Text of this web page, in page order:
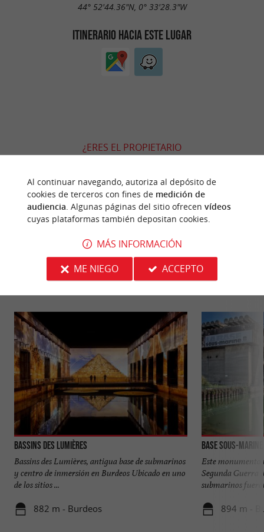
44° 52'44.36"N, 0° 33'28.3"W
ITINERARIO HACIA ESTE LUGAR
¿ERES EL PROPIETARIO
DE SU ARCHIVO Y MODIFÍQUELO
SEGÚN SUS DESEOS...
PARA DESCUBRIRALREDEDOR
Descubrir Información Alojamiento
Bassins des Lumières
Bassins des Lumières, antigua base de submarinos
y centro de inmersión en Burdeos Ubicado en uno
de los sitios ...
882 m - Burdeos
Base sous-marine
Este monumento
Segunda Guerra
submarinos
894 m -
Al continuar navegando, autoriza al depósito de
cookies de terceros con fines de medición de
audiencia. Algunas páginas del sitio ofrecen vídeos
cuyas plataformas también depositan cookies.
MÁS INFORMACIÓN
ME NIEGO
ACCEPTO